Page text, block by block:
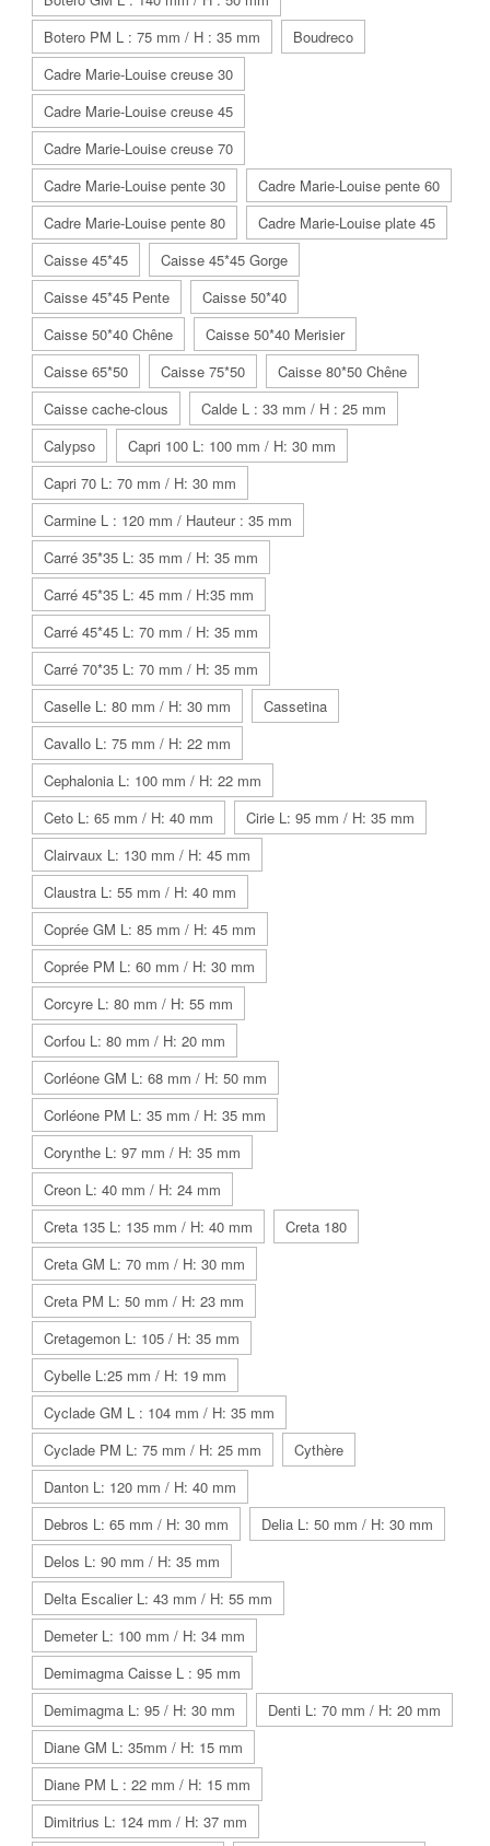
Botero PM L : 75 mm / H : 35 mm
Boudreco
Cadre Marie-Louise creuse 30
Cadre Marie-Louise creuse 45
Cadre Marie-Louise creuse 70
Cadre Marie-Louise pente 30
Cadre Marie-Louise pente 60
Cadre Marie-Louise pente 80
Cadre Marie-Louise plate 45
Caisse 45*45
Caisse 45*45 Gorge
Caisse 45*45 Pente
Caisse 50*40
Caisse 50*40 Chêne
Caisse 50*40 Merisier
Caisse 65*50
Caisse 75*50
Caisse 80*50 Chêne
Caisse cache-clous
Calde L : 33 mm / H : 25 mm
Calypso
Capri 100 L: 100 mm / H: 30 mm
Capri 70 L: 70 mm / H: 30 mm
Carmine L : 120 mm / Hauteur : 35 mm
Carré 35*35 L: 35 mm / H: 35 mm
Carré 45*35 L: 45 mm / H:35 mm
Carré 45*45 L: 70 mm / H: 35 mm
Carré 70*35 L: 70 mm / H: 35 mm
Caselle L: 80 mm / H: 30 mm
Cassetina
Cavallo L: 75 mm / H: 22 mm
Cephalonia L: 100 mm / H: 22 mm
Ceto L: 65 mm / H: 40 mm
Cirie L: 95 mm / H: 35 mm
Clairvaux L: 130 mm / H: 45 mm
Claustra L: 55 mm / H: 40 mm
Coprée GM L: 85 mm / H: 45 mm
Coprée PM L: 60 mm / H: 30 mm
Corcyre L: 80 mm / H: 55 mm
Corfou L: 80 mm / H: 20 mm
Corléone GM L: 68 mm / H: 50 mm
Corléone PM L: 35 mm / H: 35 mm
Corynthe L: 97 mm / H: 35 mm
Creon L: 40 mm / H: 24 mm
Creta 135 L: 135 mm / H: 40 mm
Creta 180
Creta GM L: 70 mm / H: 30 mm
Creta PM L: 50 mm / H: 23 mm
Cretagemon L: 105 / H: 35 mm
Cybelle L:25 mm / H: 19 mm
Cyclade GM L : 104 mm / H: 35 mm
Cyclade PM L: 75 mm / H: 25 mm
Cythère
Danton L: 120 mm / H: 40 mm
Debros L: 65 mm / H: 30 mm
Delia L: 50 mm / H: 30 mm
Delos L: 90 mm / H: 35 mm
Delta Escalier L: 43 mm / H: 55 mm
Demeter L: 100 mm / H: 34 mm
Demimagma Caisse L : 95 mm
Demimagma L: 95 / H: 30 mm
Denti L: 70 mm / H: 20 mm
Diane GM L: 35mm / H: 15 mm
Diane PM L : 22 mm / H: 15 mm
Dimitrius L: 124 mm / H: 37 mm